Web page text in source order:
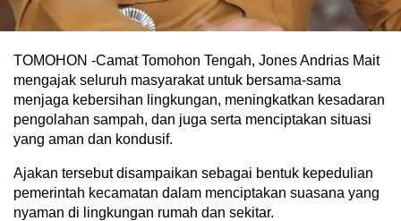
TOMOHON -Camat Tomohon Tengah, Jones Andrias Mait
mengajak seluruh masyarakat untuk bersama-sama
menjaga kebersihan lingkungan, meningkatkan kesadaran
pengolahan sampah, dan juga serta menciptakan situasi
yang aman dan kondusif.
Ajakan tersebut disampaikan sebagai bentuk kepedulian
pemerintah kecamatan dalam menciptakan suasana yang
nyaman di lingkungan rumah dan sekitar.